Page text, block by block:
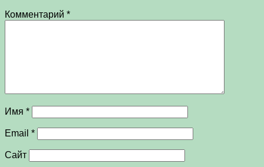
Комментарий *
Имя *
Email *
Сайт